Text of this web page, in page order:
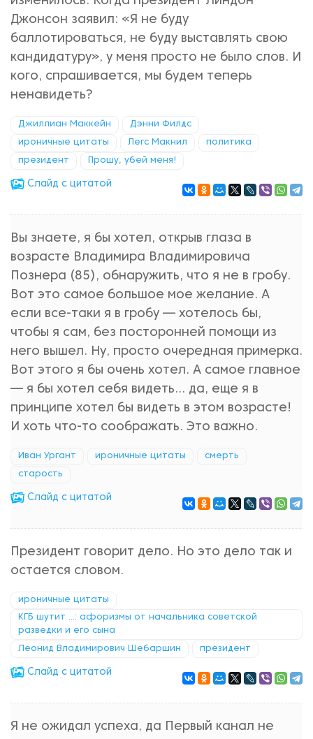
Джонсон заявил: «Я не буду
баллотироваться, не буду выставлять свою
кандидатуру», у меня просто не было слов. И
кого, спрашивается, мы будем теперь
ненавидеть?
Джиллиан Маккейн Дэнни Филдс
ироничные цитаты Легс Макнил политика
президент Прошу, убей меня!
Cлайд с цитатой
Вы знаете, я бы хотел, открыв глаза в
возрасте Владимира Владимировича
Познера (85), обнаружить, что я не в гробу.
Вот это самое большое мое желание. А
если все-таки я в гробу — хотелось бы,
чтобы я сам, без посторонней помощи из
него вышел. Ну, просто очередная примерка.
Вот этого я бы очень хотел. А самое главное
— я бы хотел себя видеть… да, еще я в
принципе хотел бы видеть в этом возрасте!
И хоть что-то соображать. Это важно.
Иван Ургант ироничные цитаты смерть
старость
Cлайд с цитатой
Президент говорит дело. Но это дело так и
остается словом.
ироничные цитаты
КГБ шутит ...: афоризмы от начальника советской
разведки и его сына
Леонид Владимирович Шебаршин президент
Cлайд с цитатой
Я не ожидал успеха, да Первый канал не